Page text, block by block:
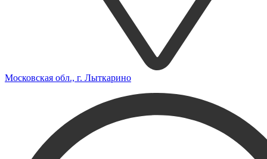
Московская обл., г. Лыткарино